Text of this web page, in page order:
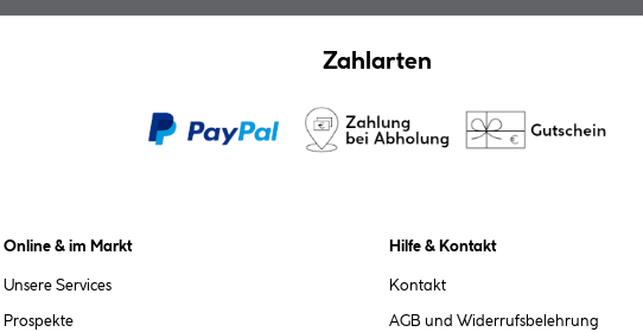
Zahlarten
Online & im Markt
Unsere Services
Prospekte
Hilfe & Kontakt
Kontakt
AGB und Widerrufsbelehrung